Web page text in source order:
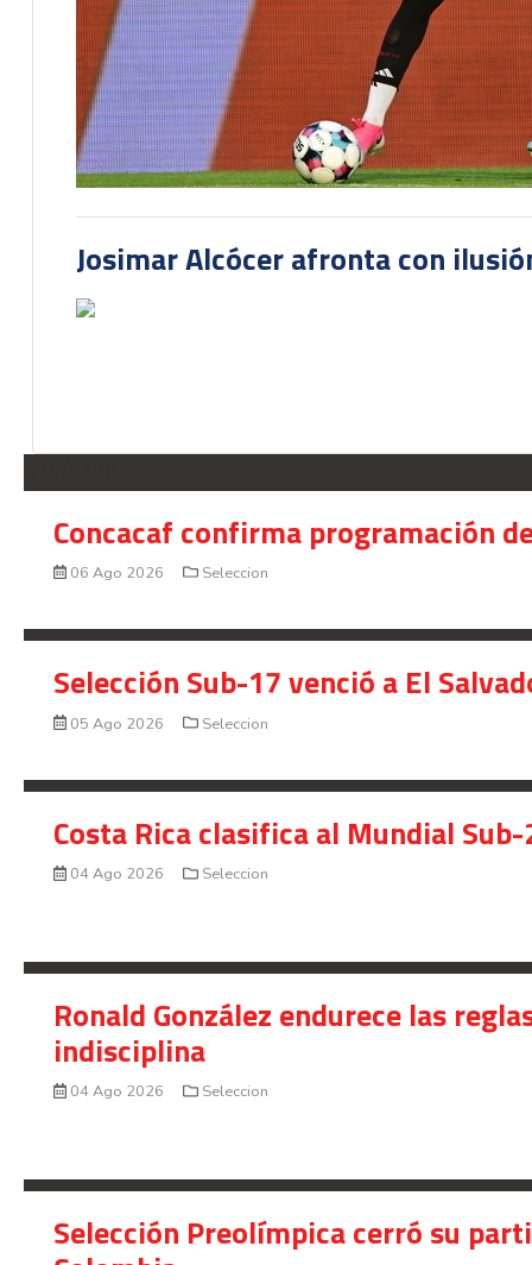
Josimar Alcócer afronta con
Concacaf confirma programación
06 Ago 2026 Seleccion
Selección Sub-17 venció a El
05 Ago 2026 Seleccion
Costa Rica clasifica al Mundial
04 Ago 2026 Seleccion
Ronald González endurece las
indisciplina
04 Ago 2026 Seleccion
Selección Preolímpica cerró su